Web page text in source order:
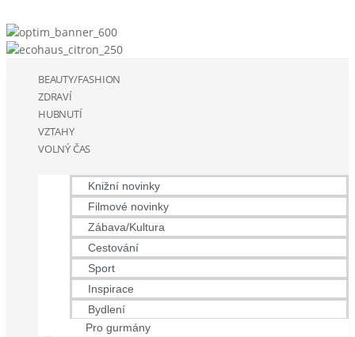
BEAUTY/FASHION
ZDRAVÍ
HUBNUTÍ
VZTAHY
VOLNÝ ČAS
Knižní novinky
Filmové novinky
Zábava/Kultura
Cestování
Sport
Inspirace
Bydlení
Pro gurmány